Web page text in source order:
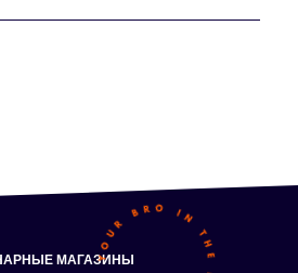
МАГАЗИНЫ